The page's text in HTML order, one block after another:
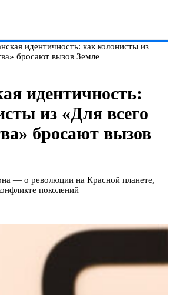
идентичность: как колонисты из
бросают вызов Земле
идентичность:
из «Для всего
бросают вызов
— о революции на Красной планете,
поколений